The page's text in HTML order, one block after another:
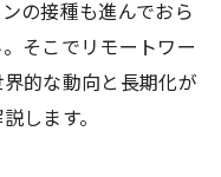
の接種も進んでおら
そこでリモートワー
的な動向と長期化が
します。